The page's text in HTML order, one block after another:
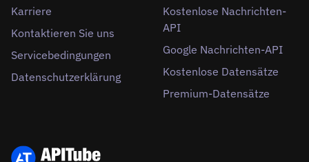
Karriere
Kontaktieren Sie uns
Servicebedingungen
Datenschutzerklärung
Kostenlose Nachrichten-
API
Google Nachrichten-API
Kostenlose Datensätze
Premium-Datensätze